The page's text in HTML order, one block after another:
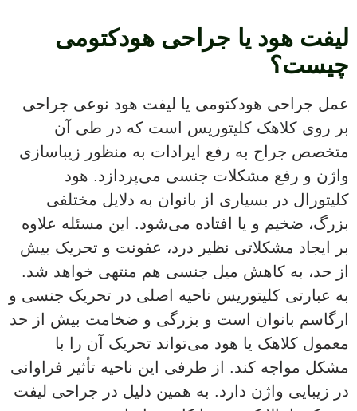
لیفت هود یا جراحی هودکتومی
چیست؟
عمل جراحی هودکتومی یا لیفت هود نوعی جراحی
بر روی کلاهک کلیتوریس است که در طی آن
متخصص جراح به رفع ایرادات به منظور زیباسازی
واژن و رفع مشکلات جنسی می‌پردازد. هود
کلیتورال در بسیاری از بانوان به دلایل مختلفی
بزرگ، ضخیم و یا افتاده می‌شود. این مسئله علاوه
بر ایجاد مشکلاتی نظیر درد، عفونت و تحریک بیش
از حد، به کاهش میل جنسی هم منتهی خواهد شد.
به عبارتی کلیتوریس ناحیه اصلی در تحریک جنسی و
ارگاسم بانوان است و بزرگی و ضخامت بیش از حد
معمول کلاهک یا هود می‌تواند تحریک آن را با
مشکل مواجه کند. از طرفی این ناحیه تأثیر فراوانی
در زیبایی واژن دارد. به همین دلیل در جراحی لیفت